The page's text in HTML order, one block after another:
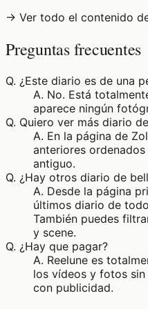
→ Ver todo el contenido
Preguntas frecuentes
Q. ¿Este diario es de una
A. No. Está
aparece ningún
Q. Quiero ver más diario
A. En la página de
anteriores
antiguo.
Q. ¿Hay otros diario de
A. Desde la página
últimos diario de
También puedes
y scene.
Q. ¿Hay que pagar?
A. Reelune es
los vídeos y fotos
con publicidad.